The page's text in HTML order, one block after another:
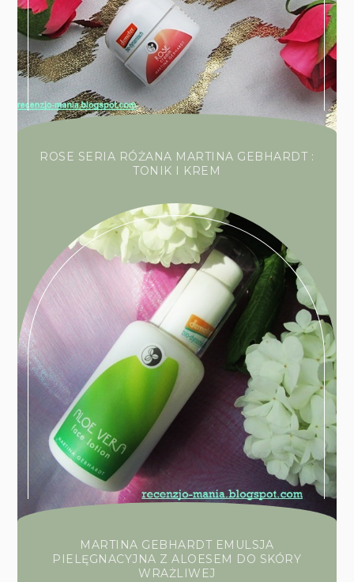
ROSE SERIA RÓŻANA MARTINA GEBHARDT :
TONIK I KREM
MARTINA GEBHARDT EMULSJA
PIELĘGNACYJNA Z ALOESEM DO SKÓRY
WRAŻLIWEJ